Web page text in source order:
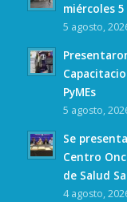
miércoles
5 agosto,
PyMEs
5 agosto,
Se
Centro
de Salud
4 agosto,